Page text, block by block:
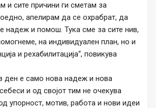
и сите причини ги сметам за
апелирам да се охрабрат, да
надеж и помош. Тука сме за сите нив,
на индивидуален план, но и
и рехабилитација“, повикува
ден е само нова надеж и нова
и од својот тим не очекува
упорност, мотив, работа и нови идеи